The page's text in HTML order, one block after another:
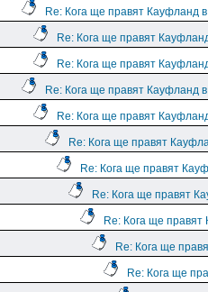
Re: Кога ще правят Кауфланд
Re: Кога ще правят
Re: Кога ще правят
Re: Кога ще правят Кауфланд
Re: Кога ще правят
Re: Кога ще правят
Re: Кога ще правят
Re: Кога ще правят
Re: Кога ще
Re: Кога ще
Re: Кога ще